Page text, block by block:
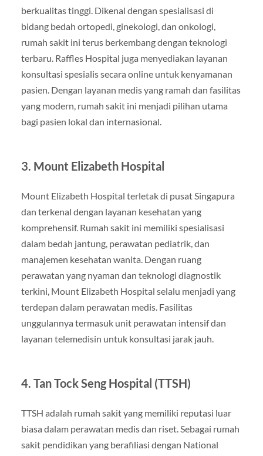
berkualitas tinggi. Dikenal dengan spesialisasi di
bidang bedah ortopedi, ginekologi, dan onkologi,
rumah sakit ini terus berkembang dengan teknologi
terbaru. Raffles Hospital juga menyediakan layanan
konsultasi spesialis secara online untuk kenyamanan
pasien. Dengan layanan medis yang ramah dan fasilitas
yang modern, rumah sakit ini menjadi pilihan utama
bagi pasien lokal dan internasional.
3. Mount Elizabeth Hospital
Mount Elizabeth Hospital terletak di pusat Singapura
dan terkenal dengan layanan kesehatan yang
komprehensif. Rumah sakit ini memiliki spesialisasi
dalam bedah jantung, perawatan pediatrik, dan
manajemen kesehatan wanita. Dengan ruang
perawatan yang nyaman dan teknologi diagnostik
terkini, Mount Elizabeth Hospital selalu menjadi yang
terdepan dalam perawatan medis. Fasilitas
unggulannya termasuk unit perawatan intensif dan
layanan telemedisin untuk konsultasi jarak jauh.
4. Tan Tock Seng Hospital (TTSH)
TTSH adalah rumah sakit yang memiliki reputasi luar
biasa dalam perawatan medis dan riset. Sebagai rumah
sakit pendidikan yang berafiliasi dengan National